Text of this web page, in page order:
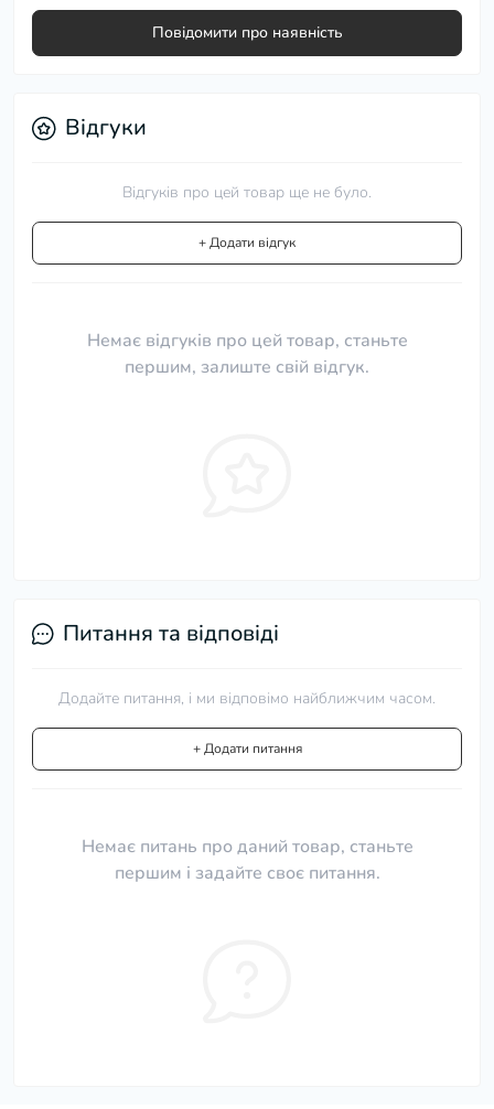
Повідомити про наявність
Відгуки
Відгуків про цей товар ще не було.
+ Додати відгук
Немає відгуків про цей товар, станьте
першим, залиште свій відгук.
Питання та відповіді
Додайте питання, і ми відповімо найближчим часом.
+ Додати питання
Немає питань про даний товар, станьте
першим і задайте своє питання.